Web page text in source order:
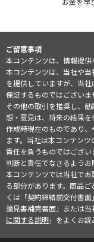
お金を学
ご留意事項
本コンテンツは、情報提供
本コンテンツは、当社や
を提供していますが、当
保証するものではございま
その他の取引を推奨し、
想・意見は、将来の結果
作成時現在のものであり
ます。当社は本コンテン
責任を負うものではござ
判断と責任でなさるようお
本コンテンツでは当社で
る部分があります。商品
くは「契約締結前交付書
論見書補完書面」または
に関する説明」をよくお読